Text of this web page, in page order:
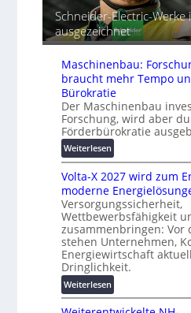
m
a
t
i
s
i
e
r
u
n
g
s
l
ö
s
u
n
g
e
n
e
i
h
e
t
G
e
ä
t
e
s
c
h
u
z
u
n
d
d
i
g
i
t
a
Schneider-Electric-Werke
ausgezeichnet
Maschinenbau:
braucht mehr Tempo
Bürokratie
Der Maschinenbau
Forschung, wird aber
Förderbürokratie
Weiterlesen:
M
a
s
c
h
i
n
e
n
b
Volta-X 2027 wird zum
moderne
Versorgungssicherheit,
Wettbewerbsfähigkeit
zusammenbringen: Vor
stehen Unternehmen,
Energiewirtschaft
Dringlichkeit.
Weiterlesen:
V